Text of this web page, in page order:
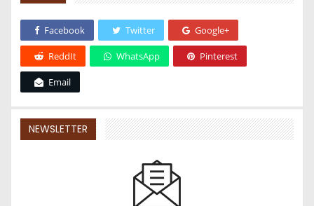
Facebook Twitter Google+
ReddIt WhatsApp Pinterest
Email
NEWSLETTER